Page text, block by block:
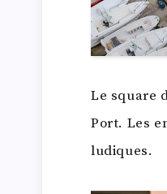
Le square
Port. Les
ludiques.